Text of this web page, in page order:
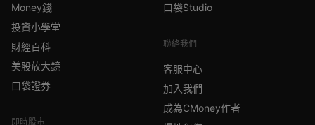
Money錢
投資小學堂
財經百科
美股放大鏡
口袋證券
即時股市
口袋Studio
聯絡我們
客服中心
加入我們
成為CMoney作者